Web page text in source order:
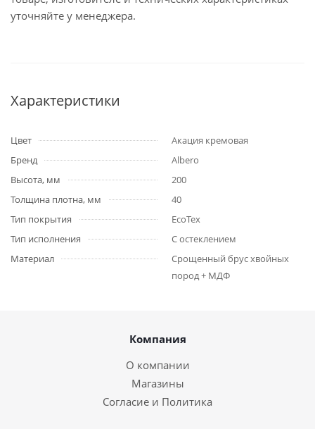
уточняйте у менеджера.
Характеристики
Цвет
Акация кремовая
Бренд
Albero
Высота, мм
200
Толщина плотна, мм
40
Тип покрытия
EcoTex
Тип исполнения
С остеклением
Материал
Срощенный брус хвойных
пород + МДФ
Компания
О компании
Магазины
Согласие и Политика